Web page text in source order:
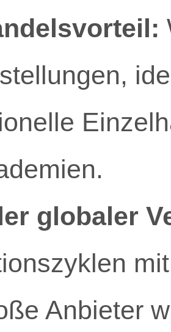
globaler
Anbieter